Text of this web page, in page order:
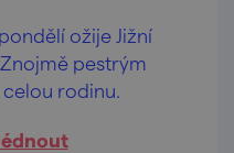
ožije Jižní
pestrým
rodinu.